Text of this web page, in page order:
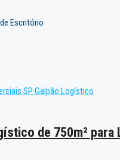
Escritório
de 750m² para